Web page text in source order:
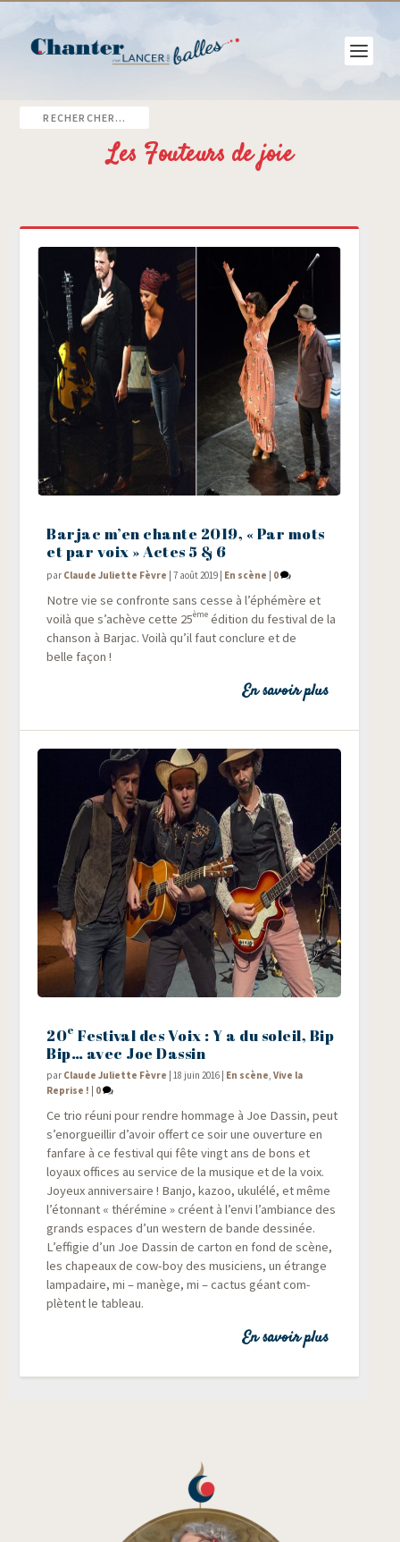
Les Fouteurs de joie
Barjac m’en chante 2019, « Par mots
et par voix » Actes 5 & 6
par Claude Juliette Fèvre |7 août 2019 | En scène | 0
Notre vie se confronte sans cesse à l’éphémère et
voi­là que s’achève cette 25ème édi­tion du fes­ti­val de la
chan­son à Bar­jac. Voi­là qu’il faut conclure et de
belle façon !
En savoir plus
20e Festival des Voix : Y a du soleil, Bip
Bip… avec Joe Dassin
par Claude Juliette Fèvre |18 juin 2016 En scène,Vive la
Reprise !
0
Ce trio réuni pour rendre hom­mage à Joe Das­sin, peut
s’enorgueillir d’avoir offert ce soir une ouver­ture en
fan­fare à ce fes­ti­val qui fête vingt ans de bons et
loyaux offices au ser­vice de la musique et de la voix.
Joyeux anni­ver­saire ! Ban­jo, kazoo, uku­lé­lé, et même
l’étonnant « thé­ré­mine » créent à l’envi l’ambiance des
grands espaces d’un wes­tern de bande des­si­née.
L’effigie d’un Joe Das­sin de car­ton en fond de scène,
les cha­peaux de cow-boy des musi­ciens, un étrange
lam­pa­daire, mi – manège, mi – cac­tus géant com­
plètent le tableau.
En savoir plus